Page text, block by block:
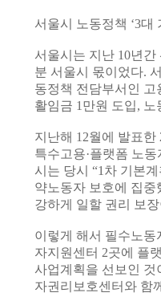
서울시 노동정책 ‘3대
서울시는 지난 10년
분 서울시 몫이었다.
동정책 전담부서인
활임금 1만원 도입,
지난해 12월에 발표
특수고용·플랫폼 노
시는 당시 “1차 기본
약노동자 보호에 집중
강하게 일할 권리 보
이렇게 해서 필수노동
자지원센터 2곳에 플
사업계획을 선보인
자권리보호센터와 함